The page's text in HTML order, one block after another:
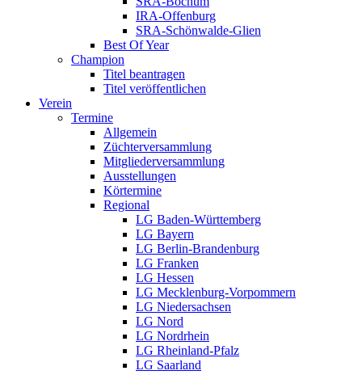
IRA-Offenburg
SRA-Schönwalde-Glien
Best Of Year
Champion
Titel beantragen
Titel veröffentlichen
Verein
Termine
Allgemein
Züchterversammlung
Mitgliederversammlung
Ausstellungen
Körtermine
Regional
LG Baden-Württemberg
LG Bayern
LG Berlin-Brandenburg
LG Franken
LG Hessen
LG Mecklenburg-Vorpommern
LG Niedersachsen
LG Nord
LG Nordrhein
LG Rheinland-Pfalz
LG Saarland